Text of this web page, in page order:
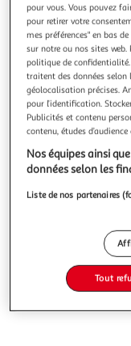
SWEEEK
Bureau avec
120cm -
Les + produitsMétal
le bureau
de manière
ensemble cohérent.
le plateau
votre matér
En savoir +
Vous voulez
Caractéristiques
pour vous. Vous pouvez
pour retirer votre
mes préférences" en bas
sur notre ou nos sites
politique de
traitent des données selon
géolocalisation précises.
pour l’identification.
Publicités et contenu
contenu, études
Nos équipes ainsi
données selon les
Liste de nos partenaires
Tout